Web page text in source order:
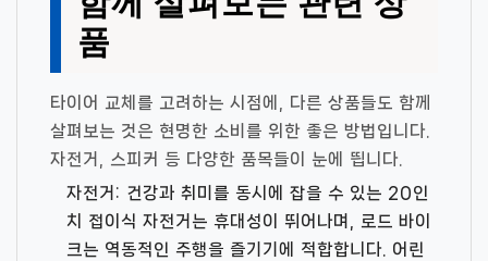
품
타이어 교체를 고려하는 시점에, 다른 상품들도 함께
살펴보는 것은 현명한 소비를 위한 좋은 방법입니다.
자전거, 스피커 등 다양한 품목들이 눈에 띕니다.
자전거: 건강과 취미를 동시에 잡을 수 있는 20인
치 접이식 자전거는 휴대성이 뛰어나며, 로드 바이
크는 역동적인 주행을 즐기기에 적합합니다. 어린